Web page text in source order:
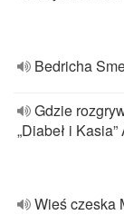
Bedricha
Gdzie
„Diabeł i
Wieś czeska